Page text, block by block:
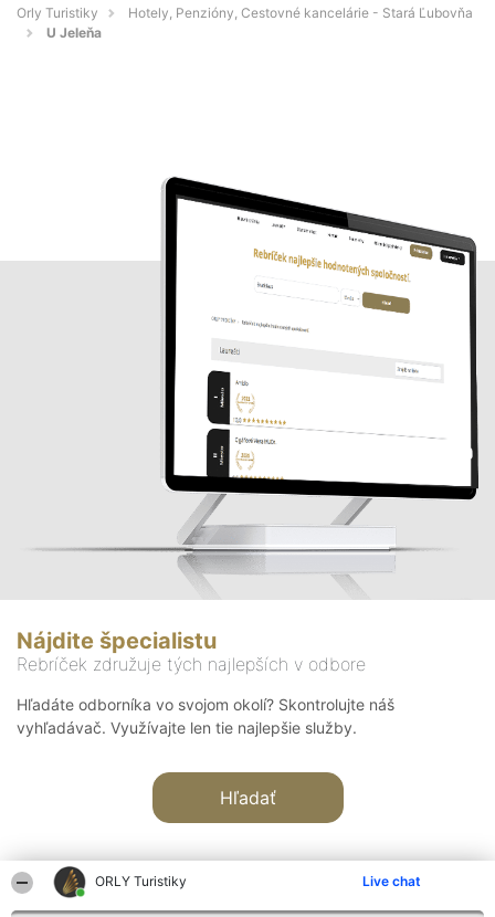
ORLY Turistiky Live chat
Orly Turistiky
Hotely, Penzióny, Cestovné kancelárie - Stará Ľubovňa
U Jeleňa
Nájdite špecialistu
Rebríček združuje tých najlepších v odbore
Hľadáte odborníka vo svojom okolí? Skontrolujte náš
vyhľadávač. Využívajte len tie najlepšie služby.
Hľadať